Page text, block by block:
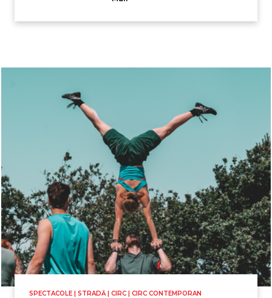
SPECTACOLE | STRADĂ | CIRC | CIRC CONTEMPORAN